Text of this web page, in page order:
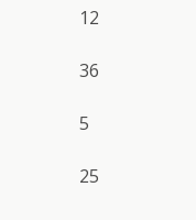
12
36
5
25